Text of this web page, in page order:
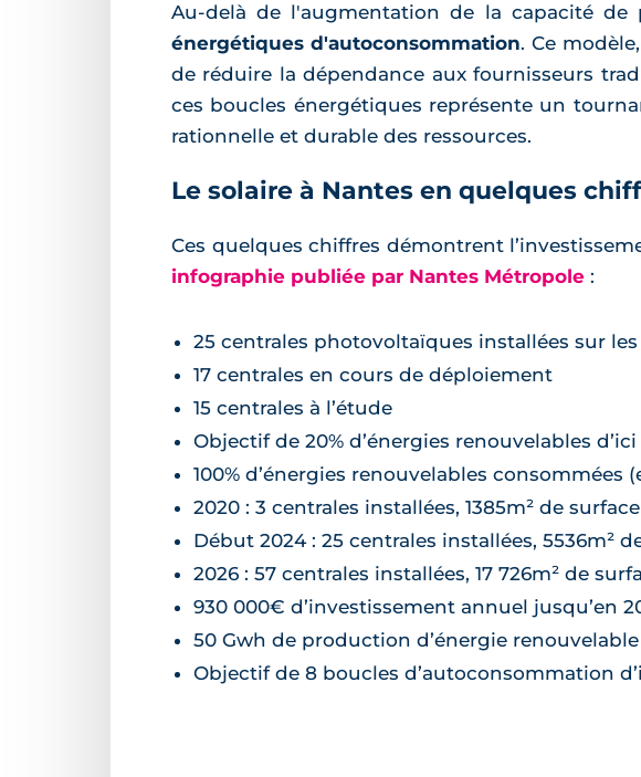
Au-delà de l'augmentation de la capacité de
énergétiques d'autoconsommation. Ce
de réduire la dépendance aux fournisseurs
ces boucles énergétiques représente un
rationnelle et durable des ressources.
Le solaire à Nantes en quelques
Ces quelques chiffres démontrent
infographie publiée par Nantes Métropole :
25 centrales photovoltaïques installées sur
17 centrales en cours de déploiement
15 centrales à l’étude
Objectif de 20% d’énergies renouvelables
100% d’énergies renouvelables consommées
2020 : 3 centrales installées, 1385m² de
Début 2024 : 25 centrales installées, 5536m²
2026 : 57 centrales installées, 17 726m² de
930 000€ d’investissement annuel jusqu’en
50 Gwh de production d’énergie
Objectif de 8 boucles d’autoconsommation